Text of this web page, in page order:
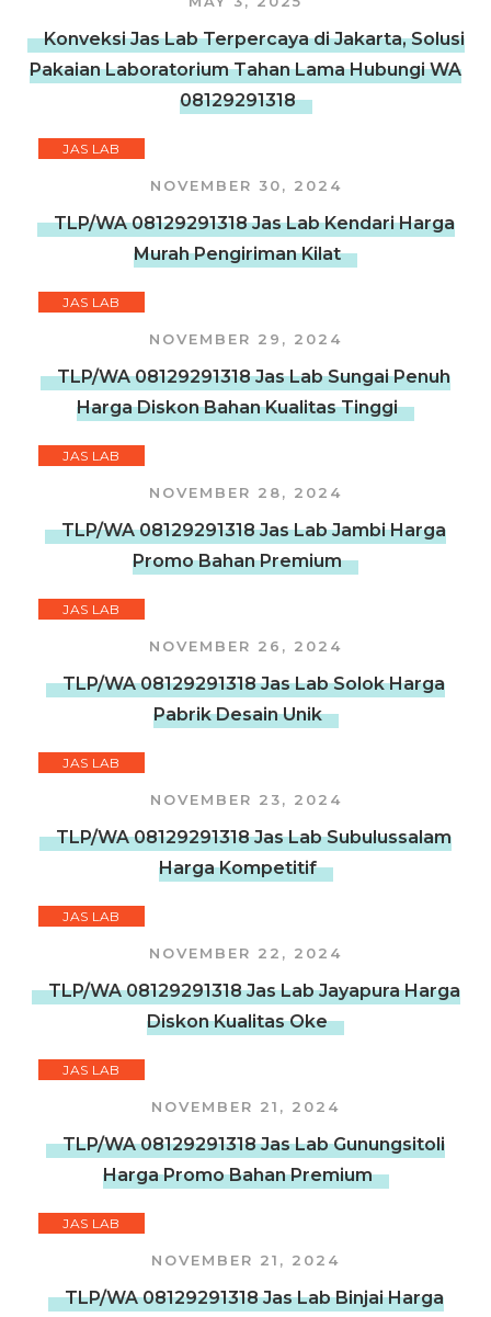
Konveksi Jas Lab Terpercaya di Jakarta, Solusi
Pakaian Laboratorium Tahan Lama Hubungi WA
08129291318
JAS LAB
NOVEMBER 30, 2024
TLP/WA 08129291318 Jas Lab Kendari Harga
Murah Pengiriman Kilat
JAS LAB
NOVEMBER 29, 2024
TLP/WA 08129291318 Jas Lab Sungai Penuh
Harga Diskon Bahan Kualitas Tinggi
JAS LAB
NOVEMBER 28, 2024
TLP/WA 08129291318 Jas Lab Jambi Harga
Promo Bahan Premium
JAS LAB
NOVEMBER 26, 2024
TLP/WA 08129291318 Jas Lab Solok Harga
Pabrik Desain Unik
JAS LAB
NOVEMBER 23, 2024
TLP/WA 08129291318 Jas Lab Subulussalam
Harga Kompetitif
JAS LAB
NOVEMBER 22, 2024
TLP/WA 08129291318 Jas Lab Jayapura Harga
Diskon Kualitas Oke
JAS LAB
NOVEMBER 21, 2024
TLP/WA 08129291318 Jas Lab Gunungsitoli
Harga Promo Bahan Premium
JAS LAB
NOVEMBER 21, 2024
TLP/WA 08129291318 Jas Lab Binjai Harga